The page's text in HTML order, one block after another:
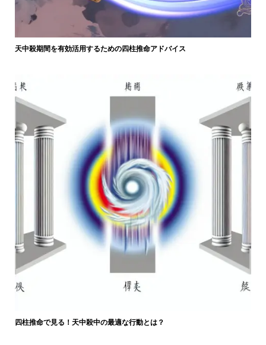
天中殺期間を有効活用するための四柱推命アドバイス
四柱推命で見る！天中殺中の最適な行動とは？